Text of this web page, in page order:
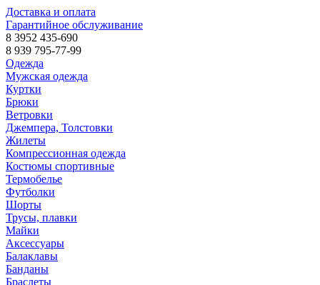
Доставка и оплата
Гарантийное обслуживание
8 3952 435-690
8 939 795-77-99
Одежда
Мужская одежда
Куртки
Брюки
Ветровки
Джемпера, Толстовки
Жилеты
Компрессионная одежда
Костюмы спортивные
Термобелье
Футболки
Шорты
Трусы, плавки
Майки
Аксессуары
Балаклавы
Банданы
Браслеты